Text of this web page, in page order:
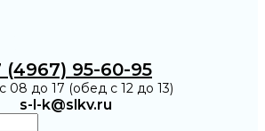
(4967) 95-60-95
08 до 17 (обед с 12 до 13)
s-l-k@slkv.ru